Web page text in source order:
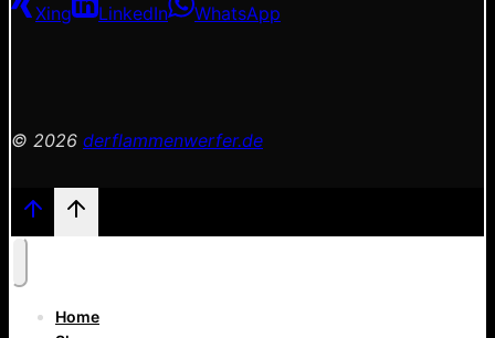
Xing
LinkedIn WhatsApp
© 2026 derflammenwerfer.de
Home